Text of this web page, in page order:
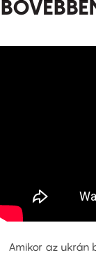
Amikor az ukrán